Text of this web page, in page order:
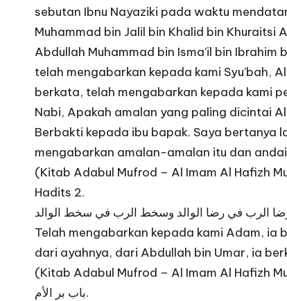
sebutan Ibnu Nayaziki pada waktu
Muhammad bin Jalil bin Khalid bin
Abdullah Muhammad bin Isma’il bin
telah mengabarkan kepada kami Syu’bah,
berkata, telah mengabarkan kepada kami
Nabi, Apakah amalan yang paling dicintai
Berbakti kepada ibu bapak. Saya bertanya
mengabarkan amalan-amalan itu dan
(Kitab Adabul Mufrod – Al Imam Al Hafizh
Hadits 2.
رضا الرب في رضا الوالد وسخط الرب في سخط الوالد
Telah mengabarkan kepada kami Adam, ia
dari ayahnya, dari Abdullah bin Umar, ia
(Kitab Adabul Mufrod – Al Imam Al Hafizh
باب بر الأم.